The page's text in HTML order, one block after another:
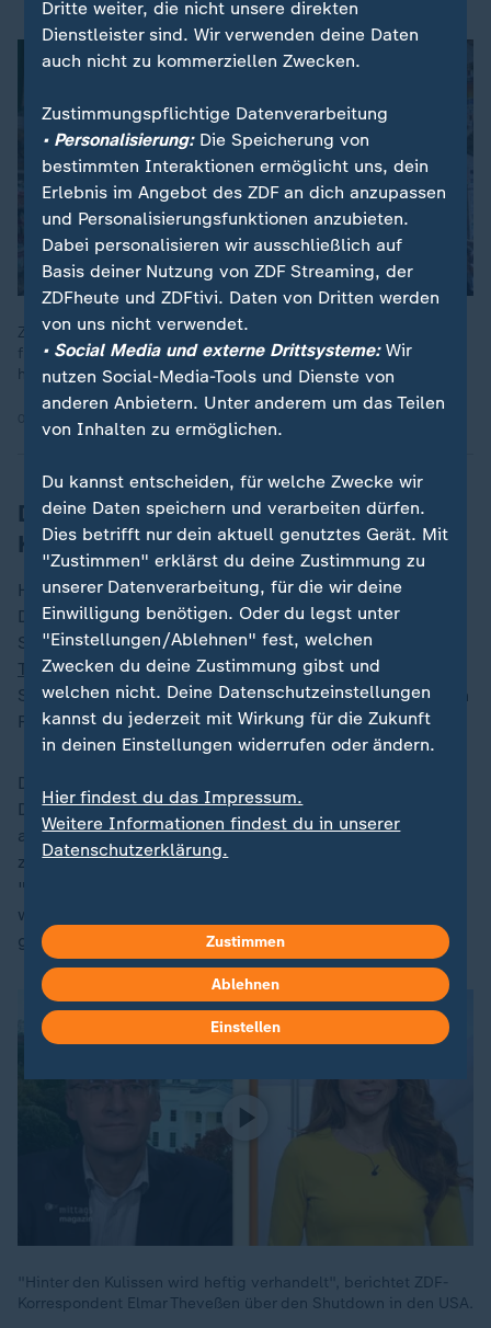
Zwei Bundesrichter haben entschieden, die Lebensmittelhilfe
für Millionen Menschen in den USA nicht auszusetzen. Das
hätte wegen der anhaltenden Haushaltssperre gedroht.
Debatte über auslaufende
Krankenversicherungszuschüsse
Hauptstreitpunkt bleibt die Gesundheitsversorgung.
Der demokratische Mehrheitsführer im Senat, Chuck
Schumer, warf der Regierung von Präsident
Trumpvor, Mittel für das Lebensmittelhilfeprogramm
SNAP zurückzuhalten und aus politischen Gründen den
Flugverkehr an bestimmten Flughäfen zu drosseln.
Die Republikaner hätten am Freitag den Vorschlag der
Demokraten für eine einjährige Verlängerung
auslaufender Krankenversicherungszuschüsse
zurückgewiesen. Diese Zuschüsse im Rahmen der als
"Obamacare" bekannten Gesundheitsreform ACA
werden von 24 Millionen Menschen in Anspruch
genommen.
"Hinter den Kulissen wird heftig verhandelt", berichtet ZDF-
Korrespondent Elmar Theveßen über den Shutdown in den USA.
Dritte weiter, die nicht unsere direkten
Dienstleister sind. Wir verwenden deine Daten
auch nicht zu kommerziellen Zwecken.
Zustimmungspflichtige Datenverarbeitung
• Personalisierung:Die Speicherung von
bestimmten Interaktionen ermöglicht uns, dein
Erlebnis im Angebot des ZDF an dich anzupassen
und Personalisierungsfunktionen anzubieten.
Dabei personalisieren wir ausschließlich auf
Basis deiner Nutzung von ZDF Streaming, der
ZDFheute und ZDFtivi. Daten von Dritten werden
von uns nicht verwendet.
• Social Media und externe Drittsysteme:Wir
nutzen Social-Media-Tools und Dienste von
anderen Anbietern. Unter anderem um das Teilen
von Inhalten zu ermöglichen.
Du kannst entscheiden, für welche Zwecke wir
deine Daten speichern und verarbeiten dürfen.
Dies betrifft nur dein aktuell genutztes Gerät. Mit
"Zustimmen" erklärst du deine Zustimmung zu
unserer Datenverarbeitung, für die wir deine
Einwilligung benötigen. Oder du legst unter
"Einstellungen/Ablehnen" fest, welchen
Zwecken du deine Zustimmung gibst und
welchen nicht. Deine Datenschutzeinstellungen
kannst du jederzeit mit Wirkung für die Zukunft
in deinen Einstellungen widerrufen oder ändern.
Hier findest du das Impressum.
Weitere Informationen findest du in unserer
Datenschutzerklärung.
Zustimmen
Ablehnen
Einstellen